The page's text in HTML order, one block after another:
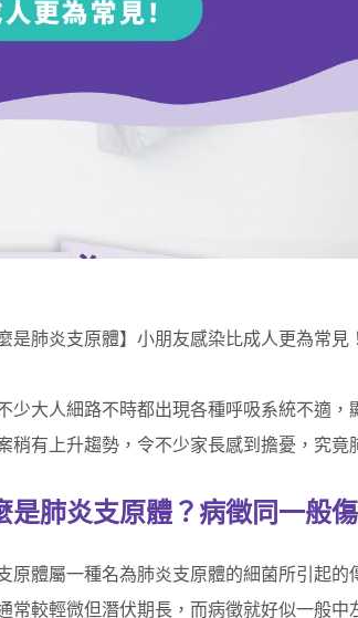
麼是肺炎支原體】小朋友感染比成人更為常見！
少大人細路不時都出現各種呼吸系統不適
稍有上升趨勢，令不少家長感到擔憂，究竟
是肺炎支原體？病徵同一般
原體屬一種名為肺炎支原體的細菌所引起
常較輕微但潛伏期長，而病徵就好似一般